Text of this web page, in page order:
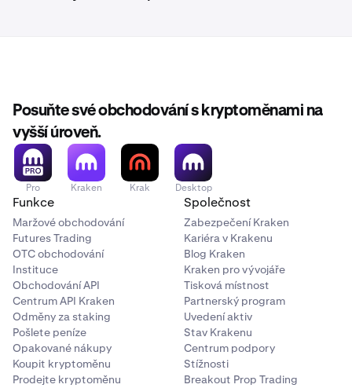
Posuňte své obchodování s kryptoměnami na
vyšší úroveň.
Pro Kraken Krak Desktop
Funkce
Maržové obchodování
Futures Trading
OTC obchodování
Instituce
Obchodování API
Centrum API Kraken
Odměny za staking
Pošlete peníze
Opakované nákupy
Koupit kryptoměnu
Prodejte kryptoměnu
Společnost
Zabezpečení Kraken
Kariéra v Krakenu
Blog Kraken
Kraken pro vývojáře
Tisková místnost
Partnerský program
Uvedení aktiv
Stav Krakenu
Centrum podpory
Stížnosti
Breakout Prop Trading